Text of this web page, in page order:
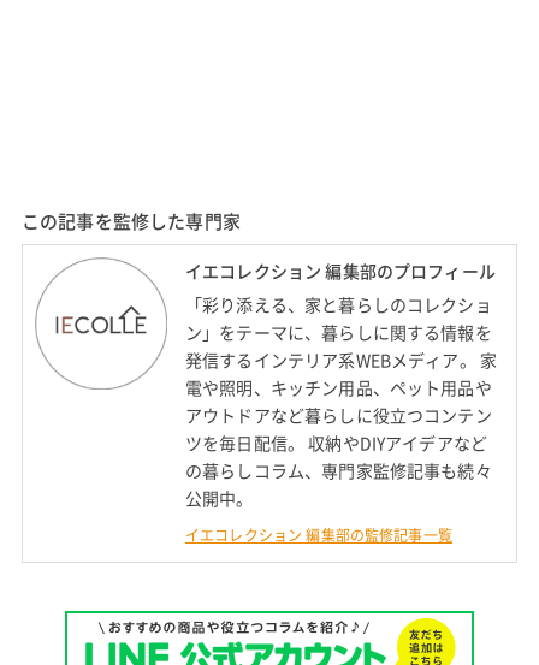
この記事を監修した専門家
イエコレクション 編集部のプロフィール
「彩り添える、家と暮らしのコレクショ
ン」をテーマに、暮らしに関する情報を
発信するインテリア系WEBメディア。 家
電や照明、キッチン用品、ペット用品や
アウトドアなど暮らしに役立つコンテン
ツを毎日配信。 収納やDIYアイデアなど
の暮らしコラム、専門家監修記事も続々
公開中。
イエコレクション 編集部の監修記事一覧